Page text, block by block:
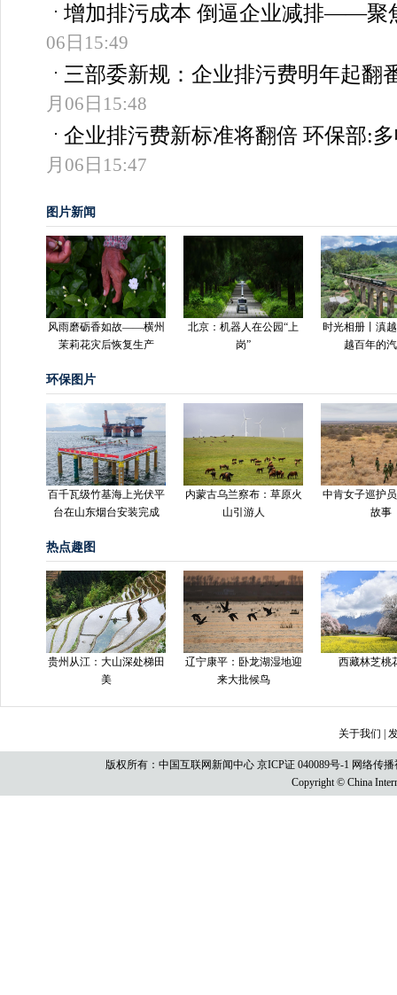
增加排污成本 倒逼企业减排——聚
06日15:49
三部委新规：企业排污费明年起翻
月06日15:48
企业排污费新标准将翻倍 环保部:
月06日15:47